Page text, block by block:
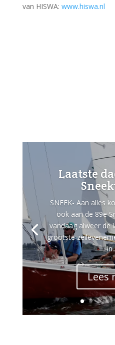
van HISWA: www.hiswa.nl
Laatste
SNEEK- Aan alles
ook aan de 89e
vandaag alweer de
grootste
Lees